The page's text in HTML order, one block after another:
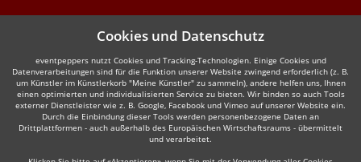
Cookies und Datenschutz
eventpeppers nutzt Cookies und Tracking-Technologien. Einige Cookies und
Datenverarbeitungen sind für die Funktion unserer Website zwingend erforderlich (z. B.
um Künstler im Künstlerkorb "Meine Künstler" zu sammeln), andere helfen uns, Ihnen
einen optimierten und individualisierten Service zu bieten. Wir binden so auch Tools
externer Dienstleister wie z. B. Google, Facebook und Vimeo auf unserer Website ein.
Durch die Einbindung dieser Tools werden personenbezogene Daten an
Drittplattformen - auch außerhalb des Europäischen Wirtschaftsraums - übermittelt
und verarbeitet.